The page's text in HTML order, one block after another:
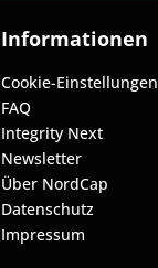
Informationen
Cookie-Einstellungen
FAQ
Integrity Next
Newsletter
Über NordCap
Datenschutz
Impressum